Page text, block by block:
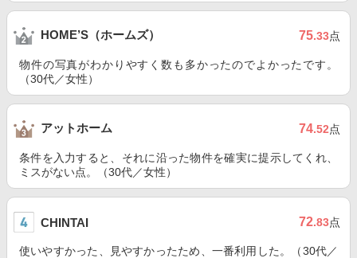
HOME’S（ホームズ） 75.33点
物件の写真がわかりやすく数も多かったのでよかったです。
（30代／女性）
アットホーム 74.52点
条件を入力すると、それに沿った物件を確実に提示してくれ、
ミスがない点。（30代／女性）
CHINTAI 72.83点
使いやすかった、見やすかったため、一番利用した。（30代／